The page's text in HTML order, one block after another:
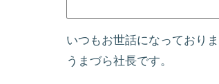
いつもお世話になっておりま
うまづら社長です。